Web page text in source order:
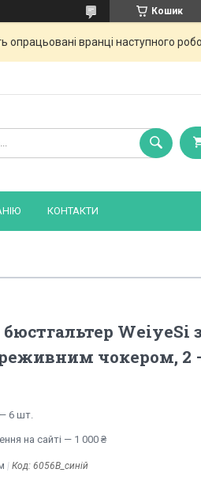
Кошик
вранці наступного
КОНТАКТИ
WeiyeSi з
чокером, 2
6 шт.
на сайті — 1 000 ₴
Код: 6056В_синій